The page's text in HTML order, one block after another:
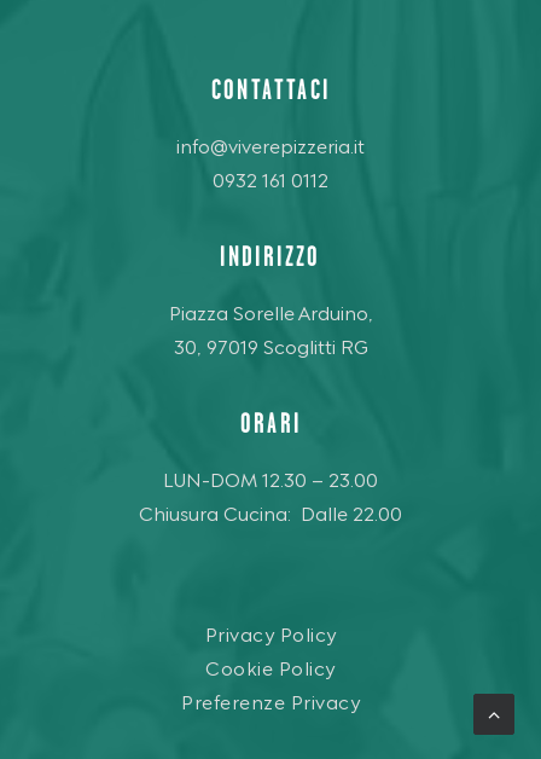
CONTATTACI
info@viverepizzeria.it
0932 161 0112
INDIRIZZO
Piazza Sorelle Arduino,
30, 97019 Scoglitti RG
ORARI
LUN-DOM 12.30 – 23.00
Chiusura Cucina: Dalle 22.00
Privacy Policy
Cookie Policy
Preferenze Privacy